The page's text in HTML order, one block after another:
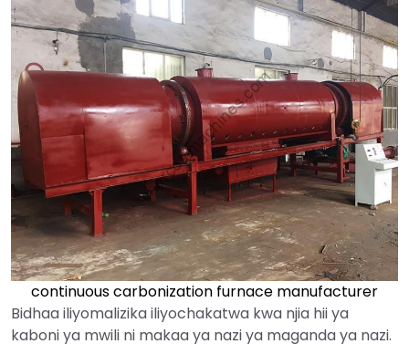
continuous carbonization furnace manufacturer
Bidhaa iliyomalizika iliyochakatwa kwa njia hii ya
kaboni ya mwili ni makaa ya nazi ya maganda ya nazi.